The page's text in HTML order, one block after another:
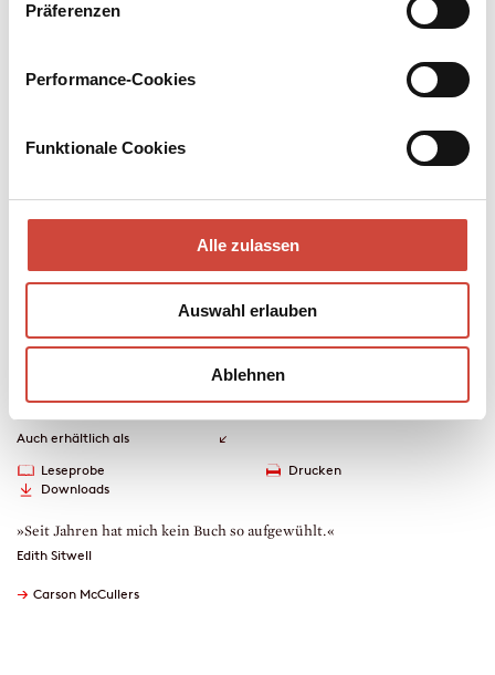
Präferenzen
Performance-Cookies
Funktionale Cookies
Alle zulassen
Auswahl erlauben
Ablehnen
Das Café von Miss Amelia ist das einzige Lokal der Stadt. An der
unabhängige junge Frau ihren selbst gebrannten Schnaps an die
Arbeiter der Baumwollfabrik, bis eines Tages Vetter Lymon
Weise liebt. Als jedoch Miss Amelias Ex-Mann aus dem Gefängnis
entlassen wird und in die Stadt zurückkehrt, wird diese Liebe auf
erschienen am 01. Januar 1971
Auch erhältlich als
Leseprobe
Downloads
Drucken
»Seit Jahren hat mich kein Buch so aufgewühlt.«
Edith Sitwell
→ Carson McCullers